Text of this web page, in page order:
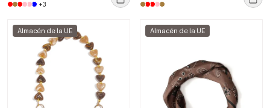
+3
Almacén de la UE Almacén de la UE